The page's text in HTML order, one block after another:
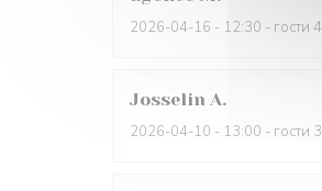
2026-04-16 - 12:30 - гости 4
Josselin A
2026-04-10 - 13:00 - гости 3